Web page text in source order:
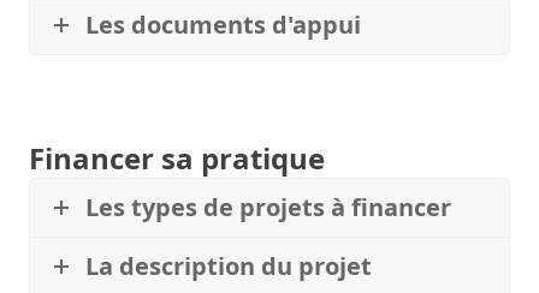
Les documents d'appui
Financer sa pratique
Les types de projets à financer
La description du projet